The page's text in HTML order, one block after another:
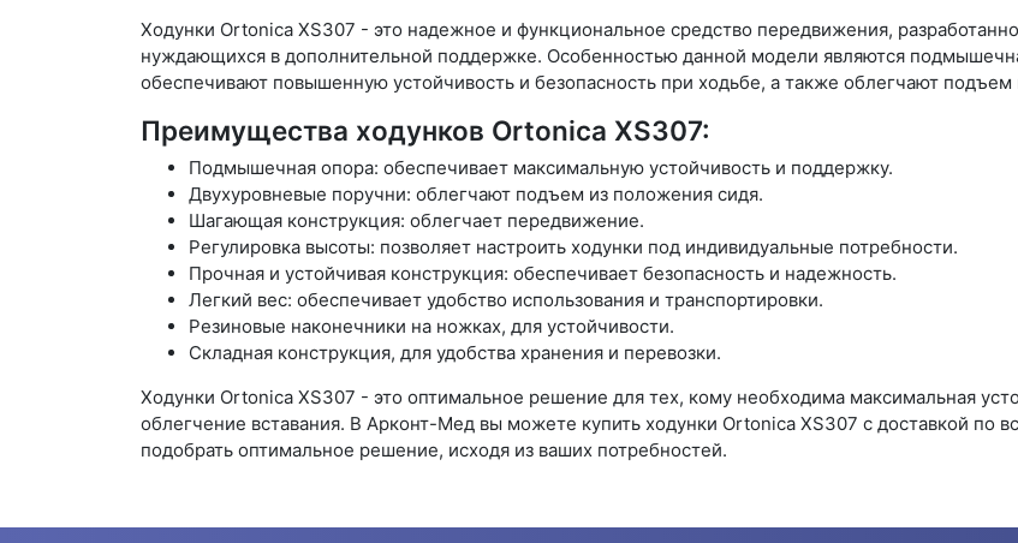
Ходунки Ortonica XS307 - это надежное и функциональное средство передвижения,
нуждающихся в дополнительной поддержке. Особенностью данной модели являются
обеспечивают повышенную устойчивость и безопасность при ходьбе, а также облегчают
Преимущества ходунков Ortonica XS307:
Подмышечная опора: обеспечивает максимальную устойчивость и поддержку.
Двухуровневые поручни: облегчают подъем из положения сидя.
Шагающая конструкция: облегчает передвижение.
Регулировка высоты: позволяет настроить ходунки под индивидуальные потребности.
Прочная и устойчивая конструкция: обеспечивает безопасность и надежность.
Легкий вес: обеспечивает удобство использования и транспортировки.
Резиновые наконечники на ножках, для устойчивости.
Складная конструкция, для удобства хранения и перевозки.
Ходунки Ortonica XS307 - это оптимальное решение для тех, кому необходима максимальная
облегчение вставания. В Арконт-Мед вы можете купить ходунки Ortonica XS307 с доставкой по
подобрать оптимальное решение, исходя из ваших потребностей.